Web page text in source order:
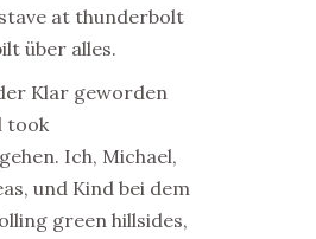
at thunderbolt
über alles.
Klar geworden
took
Ich, Michael,
und Kind bei dem
green hillsides,